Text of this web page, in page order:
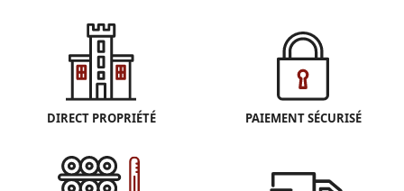
DIRECT PROPRIÉTÉ PAIEMENT SÉCURISÉ